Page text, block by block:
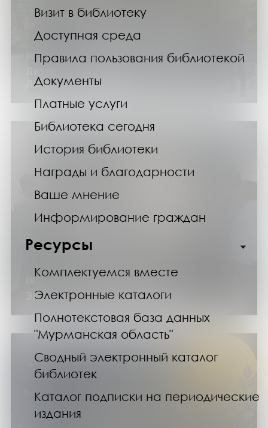
Визит в библиотеку
Доступная среда
Правила пользования библиотекой
Документы
Платные услуги
Библиотека сегодня
История библиотеки
Награды и благодарности
Ваше мнение
Информирование граждан
Ресурсы
Комплектуемся вместе
Электронные каталоги
Полнотекстовая база данных
"Мурманская область"
Сводный электронный каталог
библиотек
Каталог подписки на периодические
издания
08.08.26
Литературные истории»
Экскурсии по выставке «Булгаков»